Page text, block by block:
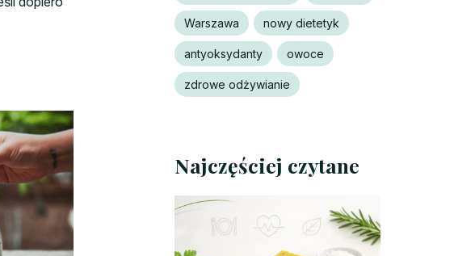
Warszawa nowy dietetyk
antyoksydanty owoce
zdrowe odżywianie
Najczęściej czytane